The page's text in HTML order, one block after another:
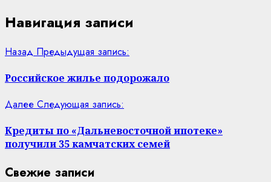
Навигация записи
Назад Предыдущая запись:
Российское жилье подорожало
Далее Следующая запись:
Кредиты по «Дальневосточной ипотеке»
получили 35 камчатских семей
Свежие записи